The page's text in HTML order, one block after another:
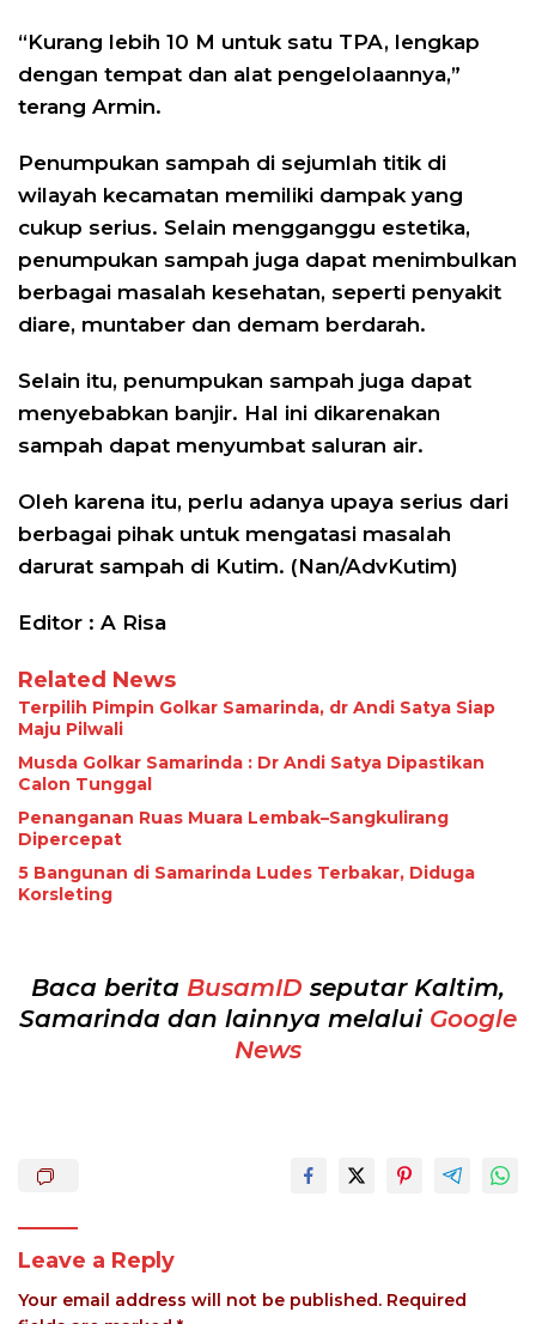
“Kurang lebih 10 M untuk satu TPA, lengkap
dengan tempat dan alat pengelolaannya,”
terang Armin.
Penumpukan sampah di sejumlah titik di
wilayah kecamatan memiliki dampak yang
cukup serius. Selain mengganggu estetika,
penumpukan sampah juga dapat menimbulkan
berbagai masalah kesehatan, seperti penyakit
diare, muntaber dan demam berdarah.
Selain itu, penumpukan sampah juga dapat
menyebabkan banjir. Hal ini dikarenakan
sampah dapat menyumbat saluran air.
Oleh karena itu, perlu adanya upaya serius dari
berbagai pihak untuk mengatasi masalah
darurat sampah di Kutim. (Nan/AdvKutim)
Editor : A Risa
Related News
Terpilih Pimpin Golkar Samarinda, dr Andi Satya Siap
Maju Pilwali
Musda Golkar Samarinda : Dr Andi Satya Dipastikan
Calon Tunggal
Penanganan Ruas Muara Lembak–Sangkulirang
Dipercepat
5 Bangunan di Samarinda Ludes Terbakar, Diduga
Korsleting
Baca berita BusamID seputar Kaltim,
Samarinda dan lainnya melalui Google
News
Leave a Reply
Your email address will not be published. Required